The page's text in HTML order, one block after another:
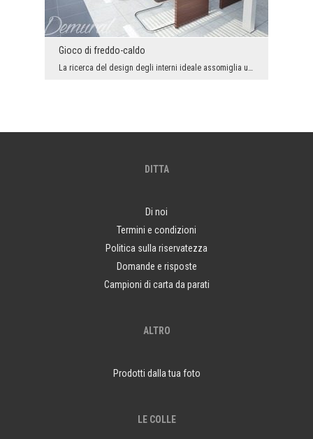
Gioco di freddo-caldo
La ricerca del design degli interni ideale assomiglia un po’ un gioco delle bambine di „freddo - ...
DITTA
Di noi
Termini e condizioni
Politica sulla riservatezza
Domande e risposte
Campioni di carta da parati
ALTRO
Prodotti dalla tua foto
LE COLLE